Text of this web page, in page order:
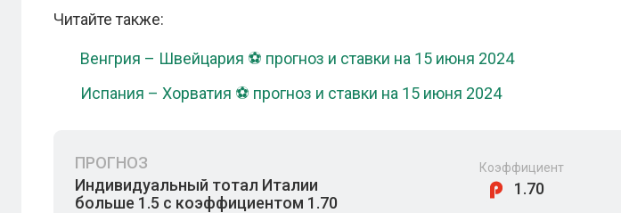
Читайте также:
Венгрия – Швейцария ⚽ прогноз и ставки на 15 июня 2024
Испания – Хорватия ⚽ прогноз и ставки на 15 июня 2024
ПРОГНОЗ
Индивидуальный тотал Италии
больше 1.5 с коэффициентом 1.70
Коэффициент
1.70